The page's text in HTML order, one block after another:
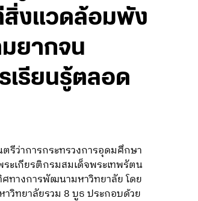
สิ่งแวดล้อมพัง
ยากจน
เรียนรู้ตลอด
รีว่าการกระทรวงการอุดมศึกษา
ะเกียรติกรมสมเด็จพระเทพรัตน
ทางการพัฒนามหาวิทยาลัย โดย
วิทยาลัยรวม 8 บูธ ประกอบด้วย